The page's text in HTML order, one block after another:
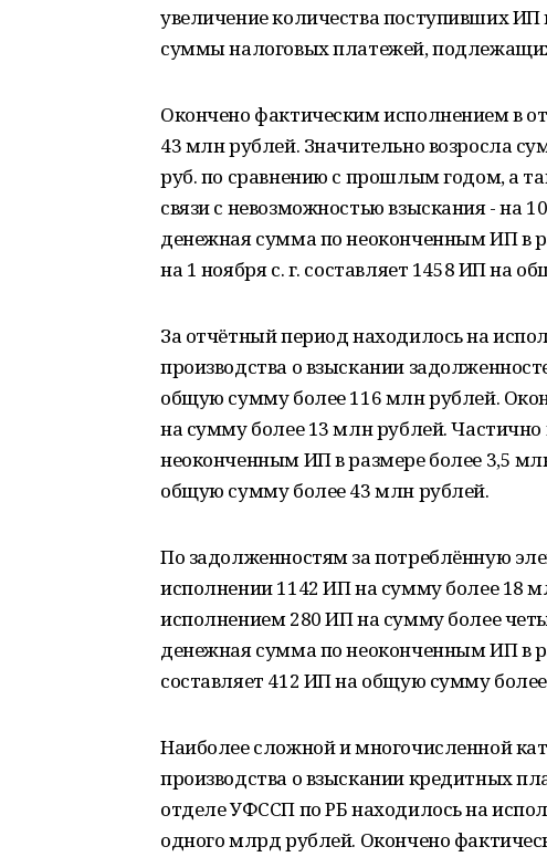
увеличение количества поступивших
суммы налоговых платежей,
Окончено фактическим исполнением в
43 млн рублей. Значительно возросла
руб. по сравнению с прошлым годом, а
связи с невозможностью взыскания - на
денежная сумма по неоконченным ИП в
на 1 ноября с. г. составляет 1458 ИП на
За отчётный период находилось на
производства о взыскании
общую сумму более 116 млн рублей.
на сумму более 13 млн рублей.
неоконченным ИП в размере более 3,5
общую сумму более 43 млн рублей.
По задолженностям за потреблённую
исполнении 1142 ИП на сумму более 18
исполнением 280 ИП на сумму более
денежная сумма по неоконченным ИП в
составляет 412 ИП на общую сумму
Наиболее сложной и многочисленной
производства о взыскании кредитных
отделе УФССП по РБ находилось на
одного млрд рублей. Окончено